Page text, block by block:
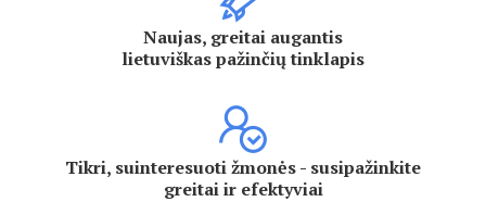
Naujas, greitai augantis
lietuviškas pažinčių tinklapis
Tikri, suinteresuoti žmonės - susipažinkite
greitai ir efektyviai